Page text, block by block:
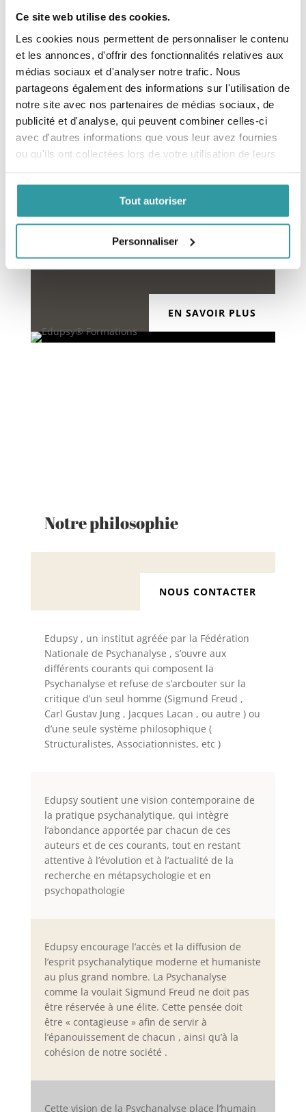
Ce site web utilise des cookies.
Les cookies nous permettent de personnaliser le contenu
et les annonces, d'offrir des fonctionnalités relatives aux
médias sociaux et d'analyser notre trafic. Nous
partageons également des informations sur l'utilisation de
notre site avec nos partenaires de médias sociaux, de
publicité et d'analyse, qui peuvent combiner celles-ci
avec d'autres informations que vous leur avez fournies
ou qu'ils ont collectées lors de votre utilisation de leurs
Tout autoriser
Personnaliser
Clinique (SFSC), Paris.
Financement des formations
Notre organisme de formation est inscrit au
répertoireDataDock
depuis le 15/05/2019 sous le numéro 0064234.
Déclaration d’activité enregistrée sous le N°
Formation Sexothérapeute à
Marguerittes
EN SAVOIR PLUS
Notre philosophie
NOUS CONTACTER
Edupsy , un institut agréée par la Fédération
Nationale de Psychanalyse , s’ouvre aux
différents courants qui composent la
Psychanalyse et refuse de s’arcbouter sur la
critique d’un seul homme (Sigmund Freud ,
Carl Gustav Jung , Jacques Lacan , ou autre ) ou
d’une seule système philosophique (
Structuralistes, Associationnistes, etc )
Edupsy soutient une vision contemporaine de
la pratique psychanalytique, qui intègre
l’abondance apportée par chacun de ces
auteurs et de ces courants, tout en restant
attentive à l’évolution et à l’actualité de la
recherche en métapsychologie et en
psychopathologie
Edupsy encourage l’accès et la diffusion de
l’esprit psychanalytique moderne et humaniste
au plus grand nombre. La Psychanalyse
comme la voulait Sigmund Freud ne doit pas
être réservée à une élite. Cette pensée doit
être « contagieuse » afin de servir à
l’épanouissement de chacun , ainsi qu’à la
cohésion de notre société .
Cette vision de la Psychanalyse place l’humain